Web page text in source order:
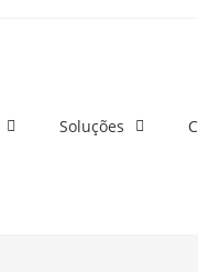
Soluções